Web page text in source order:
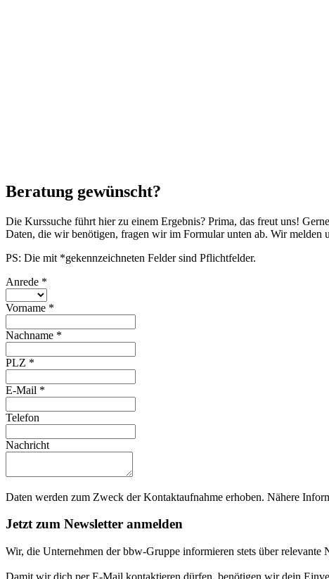
Beratung gewünscht?
Die Kurssuche führt hier zu einem Ergebnis? Prima, das freut uns!
Daten, die wir benötigen, fragen wir im Formular unten ab. Wir melden
PS: Die mit *gekennzeichneten Felder sind Pflichtfelder.
Anrede *
Vorname *
Nachname *
PLZ *
E-Mail *
Telefon
Nachricht
Daten werden zum Zweck der Kontaktaufnahme erhoben. Nähere
Jetzt zum Newsletter anmelden
Wir, die Unternehmen der bbw-Gruppe informieren stets über
Damit wir dich per E-Mail kontaktieren dürfen, benötigen wir dein